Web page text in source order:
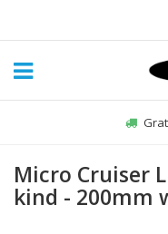
Micro Cruiser
kind - 200mm